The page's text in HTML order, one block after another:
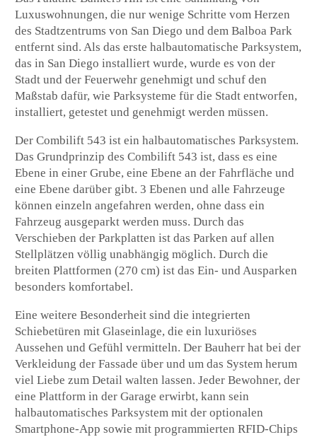
Luxuswohnungen, die nur wenige Schritte vom Herzen
des Stadtzentrums von San Diego und dem Balboa Park
entfernt sind. Als das erste halbautomatische Parksystem,
das in San Diego installiert wurde, wurde es von der
Stadt und der Feuerwehr genehmigt und schuf den
Maßstab dafür, wie Parksysteme für die Stadt entworfen,
installiert, getestet und genehmigt werden müssen.
Der Combilift 543 ist ein halbautomatisches Parksystem.
Das Grundprinzip des Combilift 543 ist, dass es eine
Ebene in einer Grube, eine Ebene an der Fahrfläche und
eine Ebene darüber gibt. 3 Ebenen und alle Fahrzeuge
können einzeln angefahren werden, ohne dass ein
Fahrzeug ausgeparkt werden muss. Durch das
Verschieben der Parkplatten ist das Parken auf allen
Stellplätzen völlig unabhängig möglich. Durch die
breiten Plattformen (270 cm) ist das Ein- und Ausparken
besonders komfortabel.
Eine weitere Besonderheit sind die integrierten
Schiebetüren mit Glaseinlage, die ein luxuriöses
Aussehen und Gefühl vermitteln. Der Bauherr hat bei der
Verkleidung der Fassade über und um das System herum
viel Liebe zum Detail walten lassen. Jeder Bewohner, der
eine Plattform in der Garage erwirbt, kann sein
halbautomatisches Parksystem mit der optionalen
Smartphone-App sowie mit programmierten RFID-Chips